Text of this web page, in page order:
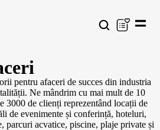
pentru afaceri de succes din industria
Ne mândrim cu mai mult de 10
3000 de clienți reprezentând locații de
de evenimente și conferință, hoteluri,
parcuri acvatice, piscine, plaje private și